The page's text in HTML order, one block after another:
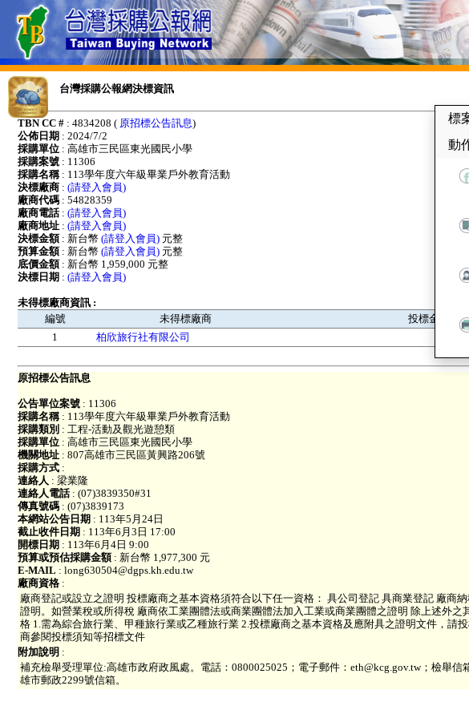
台灣採購公報網決標資訊
標
動
TBN CC # : 4834208 ( 原招標公告訊息)
公佈日期 : 2024/7/2
採購單位 : 高雄市三民區東光國民小學
採購案號 : 11306
採購名稱: 113學年度六年級畢業戶外教育活動
決標廠商 : (請登入會員)
廠商代碼 : 54828359
廠商電話: (請登入會員)
廠商地址 : (請登入會員)
決標金額: 新台幣 (請登入會員) 元整
預算金額: 新台幣 (請登入會員) 元整
底價金額: 新台幣 1,959,000 元整
決標日期 : (請登入會員)
未得標廠商資訊 :
編號
未得標廠商
投標金額
1
柏欣旅行社有限公司
原招標公告訊息
公告單位案號 : 11306
採購名稱: 113學年度六年級畢業戶外教育活動
採購類別 : 工程-活動及觀光遊憩類
採購單位 : 高雄市三民區東光國民小學
機關地址 : 807高雄市三民區黃興路206號
採購方式 :
連絡人 : 梁業隆
連絡人電話: (07)3839350#31
傳真號碼 : (07)3839173
本網站公告日期 : 113年5月24日
截止收件日期 : 113年6月3日 17:00
開標日期 : 113年6月4日 9:00
預算或預估採購金額: 新台幣 1,977,300 元
E-MAIL : long630504@dgps.kh.edu.tw
廠商資格 :
廠商登記或設立之證明 投標廠商之基本資格須符合以下任一資格： 具公司登記 具商業登記 廠商納
證明。如營業稅或所得稅 廠商依工業團體法或商業團體法加入工業或商業團體之證明 除上述外之
格 1.需為綜合旅行業、甲種旅行業或乙種旅行業 2.投標廠商之基本資格及應附具之證明文件，請
商參閱投標須知等招標文件
附加說明 :
補充檢舉受理單位:高雄市政府政風處。電話：0800025025；電子郵件：eth@kcg.gov.tw；檢舉信
雄市郵政2299號信箱。